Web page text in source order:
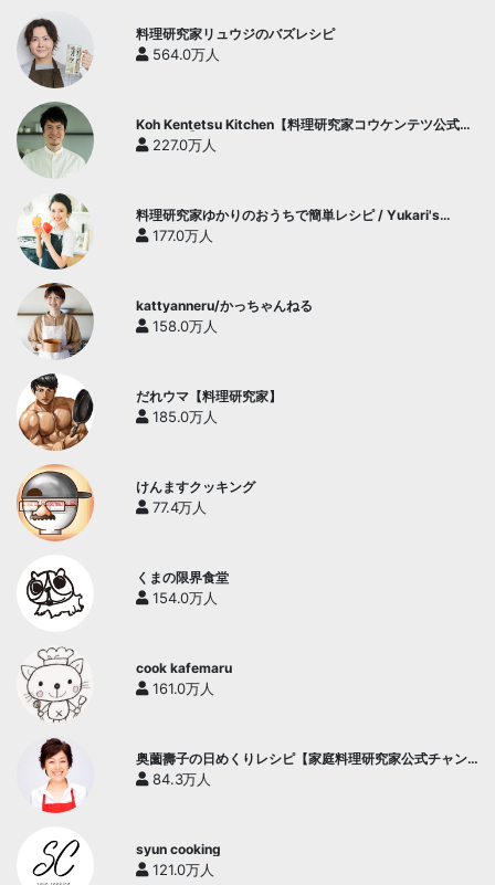
料理研究家リュウジのバズレシピ
564.0万人
Koh Kentetsu Kitchen【料理研究家コウケンテツ公式チ
ャンネル】
227.0万人
料理研究家ゆかりのおうちで簡単レシピ / Yukari's
Kitchen
177.0万人
kattyanneru/かっちゃんねる
158.0万人
だれウマ【料理研究家】
185.0万人
けんますクッキング
77.4万人
くまの限界食堂
154.0万人
cook kafemaru
161.0万人
奥薗壽子の日めくりレシピ【家庭料理研究家公式チャン
ネル】
84.3万人
syun cooking
121.0万人